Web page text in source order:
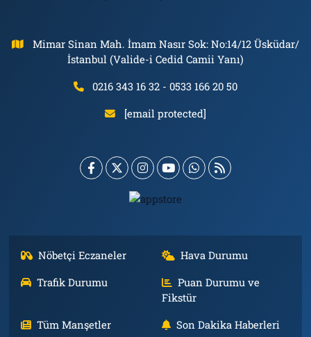
Mimar Sinan Mah. İmam Nasır Sok: No:14/12 Üsküdar/
İstanbul (Valide-i Cedid Camii Yanı)
0216 343 16 32 - 0533 166 20 50
[email protected]
Nöbetçi Eczaneler
Hava Durumu
Trafik Durumu
Puan Durumu ve
Fikstür
Tüm Manşetler
Son Dakika Haberleri